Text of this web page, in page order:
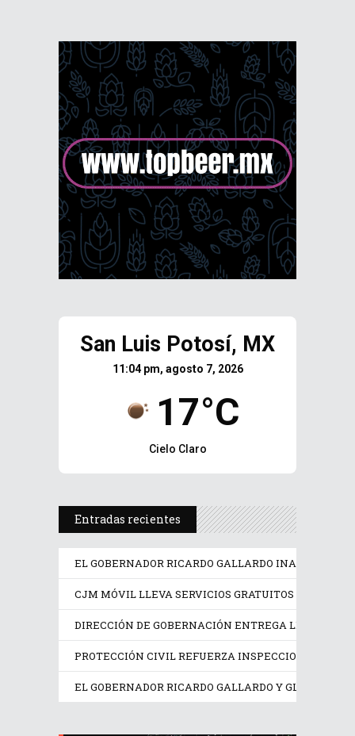
San Luis Potosí, MX
11:04 pm, agosto 7, 2026
17°C
Cielo Claro
Entradas recientes
EL GOBERNADOR RICARDO GALLARDO INAUGURA
CJM MÓVIL LLEVA SERVICIOS GRATUITOS A
DIRECCIÓN DE GOBERNACIÓN ENTREGA LICENCIAS
PROTECCIÓN CIVIL REFUERZA INSPECCIONES EN
EL GOBERNADOR RICARDO GALLARDO Y GLORIA